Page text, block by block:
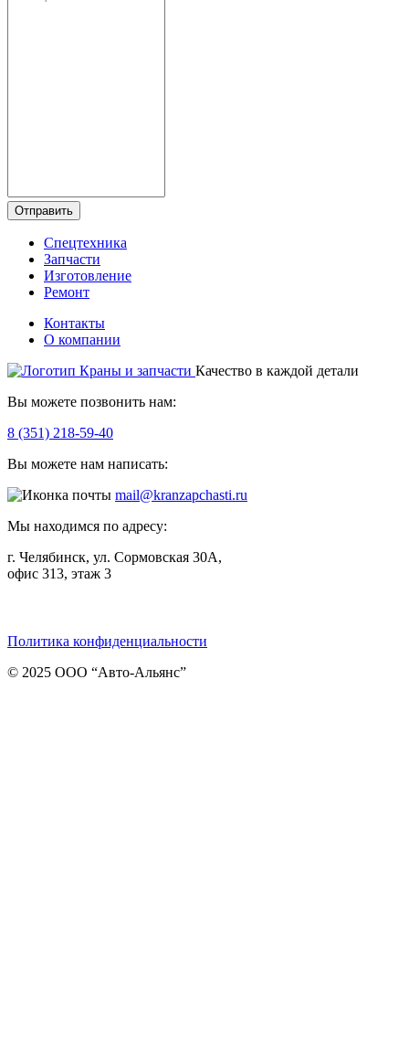
Отправить
Спецтехника
Запчасти
Изготовление
Ремонт
Контакты
О компании
Качество в каждой детали
Вы можете позвонить нам:
8 (351) 218-59-40
Вы можете нам написать:
mail@kranzapchasti.ru
Мы находимся по адресу:
г. Челябинск, ул. Сормовская 30А,
офис 313, этаж 3
Политика конфиденциальности
© 2025 ООО “Авто-Альянс”